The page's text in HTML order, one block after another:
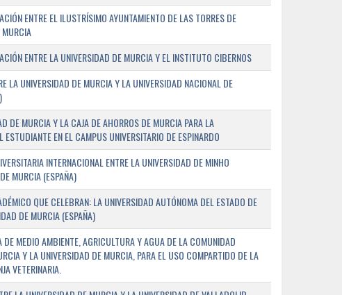
ENTRE EL ILUSTRÍSIMO AYUNTAMIENTO DE LAS TORRES DE
ENTRE LA UNIVERSIDAD DE MURCIA Y EL INSTITUTO CIBERNOS
LA UNIVERSIDAD DE MURCIA Y LA UNIVERSIDAD NACIONAL DE
DE MURCIA Y LA CAJA DE AHORROS DE MURCIA PARA LA
EN EL CAMPUS UNIVERSITARIO DE ESPINARDO
INTERNACIONAL ENTRE LA UNIVERSIDAD DE MINHO
MURCIA (ESPAÑA)
QUE CELEBRAN: LA UNIVERSIDAD AUTÓNOMA DEL ESTADO DE
DE MURCIA (ESPAÑA)
DE MEDIO AMBIENTE, AGRICULTURA Y AGUA DE LA COMUNIDAD
Y LA UNIVERSIDAD DE MURCIA, PARA EL USO COMPARTIDO DE LA
VETERINARIA.